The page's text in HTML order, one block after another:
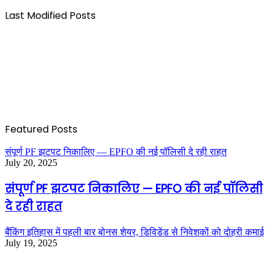
Last Modified Posts
Featured Posts
संपूर्ण PF झटपट निकालिए — EPFO की नई पॉलिसी दे रही राहत
July 20, 2025
संपूर्ण PF झटपट निकालिए — EPFO की नई पॉलिसी
दे रही राहत
बैंकिंग इतिहास में पहली बार बोनस शेयर, डिविडेंड से निवेशकों को दोहरी कमाई
July 19, 2025